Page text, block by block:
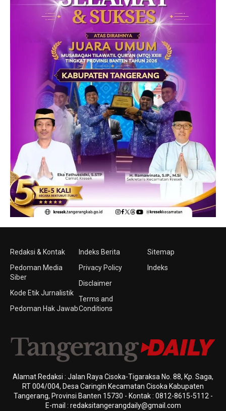
Redaksi & Kontak
Pedoman Media
Siber
Kode Etik Jurnalistik
Pedoman Hak Jawab
Indeks Berita
Privacy Policy
Disclaimer
Terms and
Conditions
Sitemap
Indeks
Alamat Redaksi : Jalan Raya Cisoka-Tigaraksa No. 88, Kp. Saga,
RT 004/004, Desa Caringin Kecamatan Cisoka Kabupaten
Tangerang, Provinsi Banten 15730 - Kontak : 0812-8615-5112 -
E-mail : redaksitangerangdaily@gmail.com